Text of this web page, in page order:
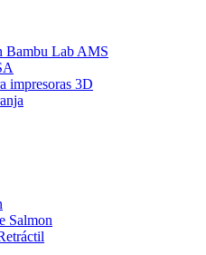
Bambu Lab AMS
impresoras 3D
Salmon